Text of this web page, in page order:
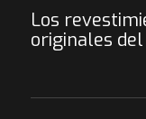
Los
originales